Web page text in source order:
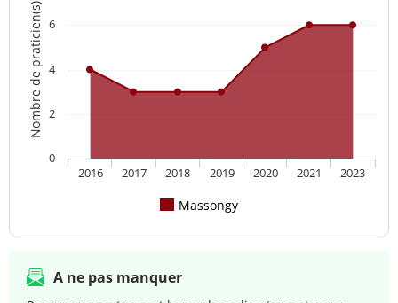
Nombre de praticien(s)
Massongy
2016 2017 2018 2019 2020 2021 2023
0
2
4
6
A ne pas manquer